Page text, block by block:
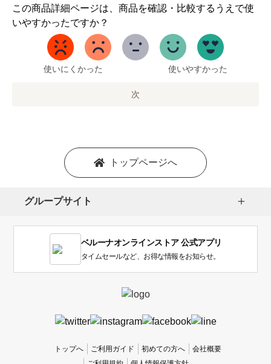
この商品詳細ページは、商品を確認・比較するうえで使
いやすかったですか？
1
か
い
使いにくかった 使いやすかった
次
トップページへ
グループサイト
ベルーナオンラインストア 公式アプリ
タイムセールなど、お得な情報をお知らせ。
トップへ ご利用ガイド 初めての方へ
会社概要